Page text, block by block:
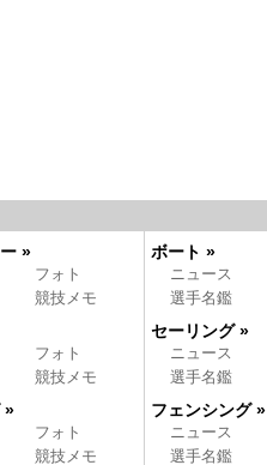
»
フォト
競技メモ
フォト
競技メモ
»
フォト
競技メモ
ボート »
ニュース
選手名鑑
セーリング »
ニュース
選手名鑑
フェンシング »
ニュース
選手名鑑